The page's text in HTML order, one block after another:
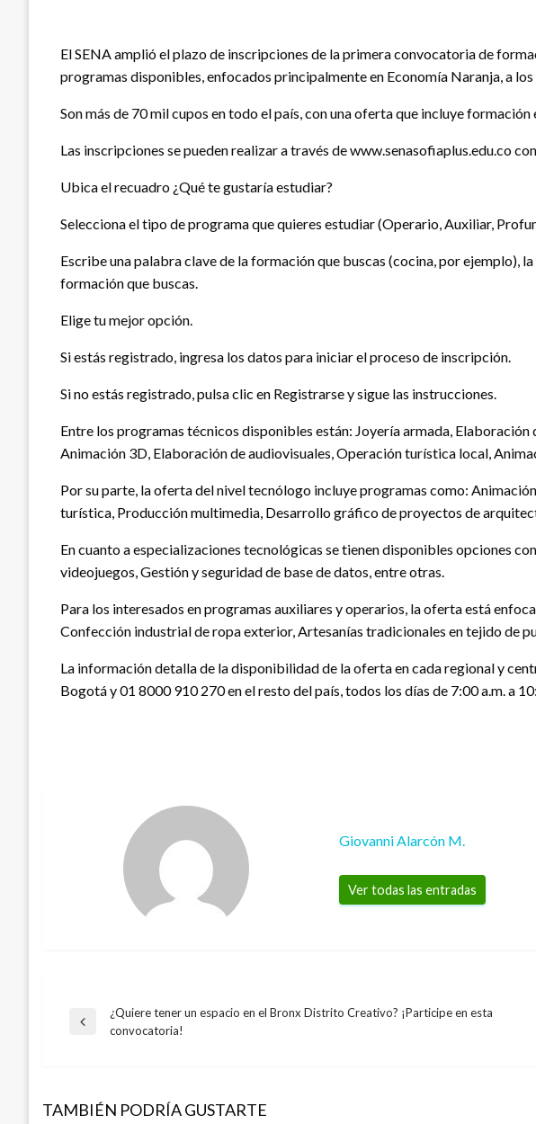
El SENA amplió el plazo de inscripciones de la primera convocatoria de
programas disponibles, enfocados principalmente en Economía Naranja, a
Son más de 70 mil cupos en todo el país, con una oferta que incluye
Las inscripciones se pueden realizar a través de www.senasofiaplus.edu.co
Ubica el recuadro ¿Qué te gustaría estudiar?
Selecciona el tipo de programa que quieres estudiar (Operario, Auxiliar,
Escribe una palabra clave de la formación que buscas (cocina, por ejemplo),
formación que buscas.
Elige tu mejor opción.
Si estás registrado, ingresa los datos para iniciar el proceso de inscripción.
Si no estás registrado, pulsa clic en Registrarse y sigue las instrucciones.
Entre los programas técnicos disponibles están: Joyería armada,
Animación 3D, Elaboración de audiovisuales, Operación turística local,
Por su parte, la oferta del nivel tecnólogo incluye programas como:
turística, Producción multimedia, Desarrollo gráfico de proyectos de
En cuanto a especializaciones tecnológicas se tienen disponibles opciones
videojuegos, Gestión y seguridad de base de datos, entre otras.
Para los interesados en programas auxiliares y operarios, la oferta está
Confección industrial de ropa exterior, Artesanías tradicionales en tejido de
La información detalla de la disponibilidad de la oferta en cada regional y
Bogotá y 01 8000 910 270 en el resto del país, todos los días de 7:00 a.m. a
Giovanni Alarcón M.
Ver todas las entradas
Navegación
Entrada
¿Quiere tener un espacio en el Bronx Distrito Creativo? ¡Participe en esta
convocatoria!
TAMBIÉN PODRÍA GUSTARTE